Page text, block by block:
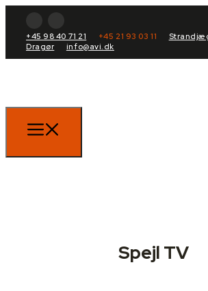
+45 98 40 71 21 +45 21 93 03 11
Dragør
info@avi.dk
Spejl TV